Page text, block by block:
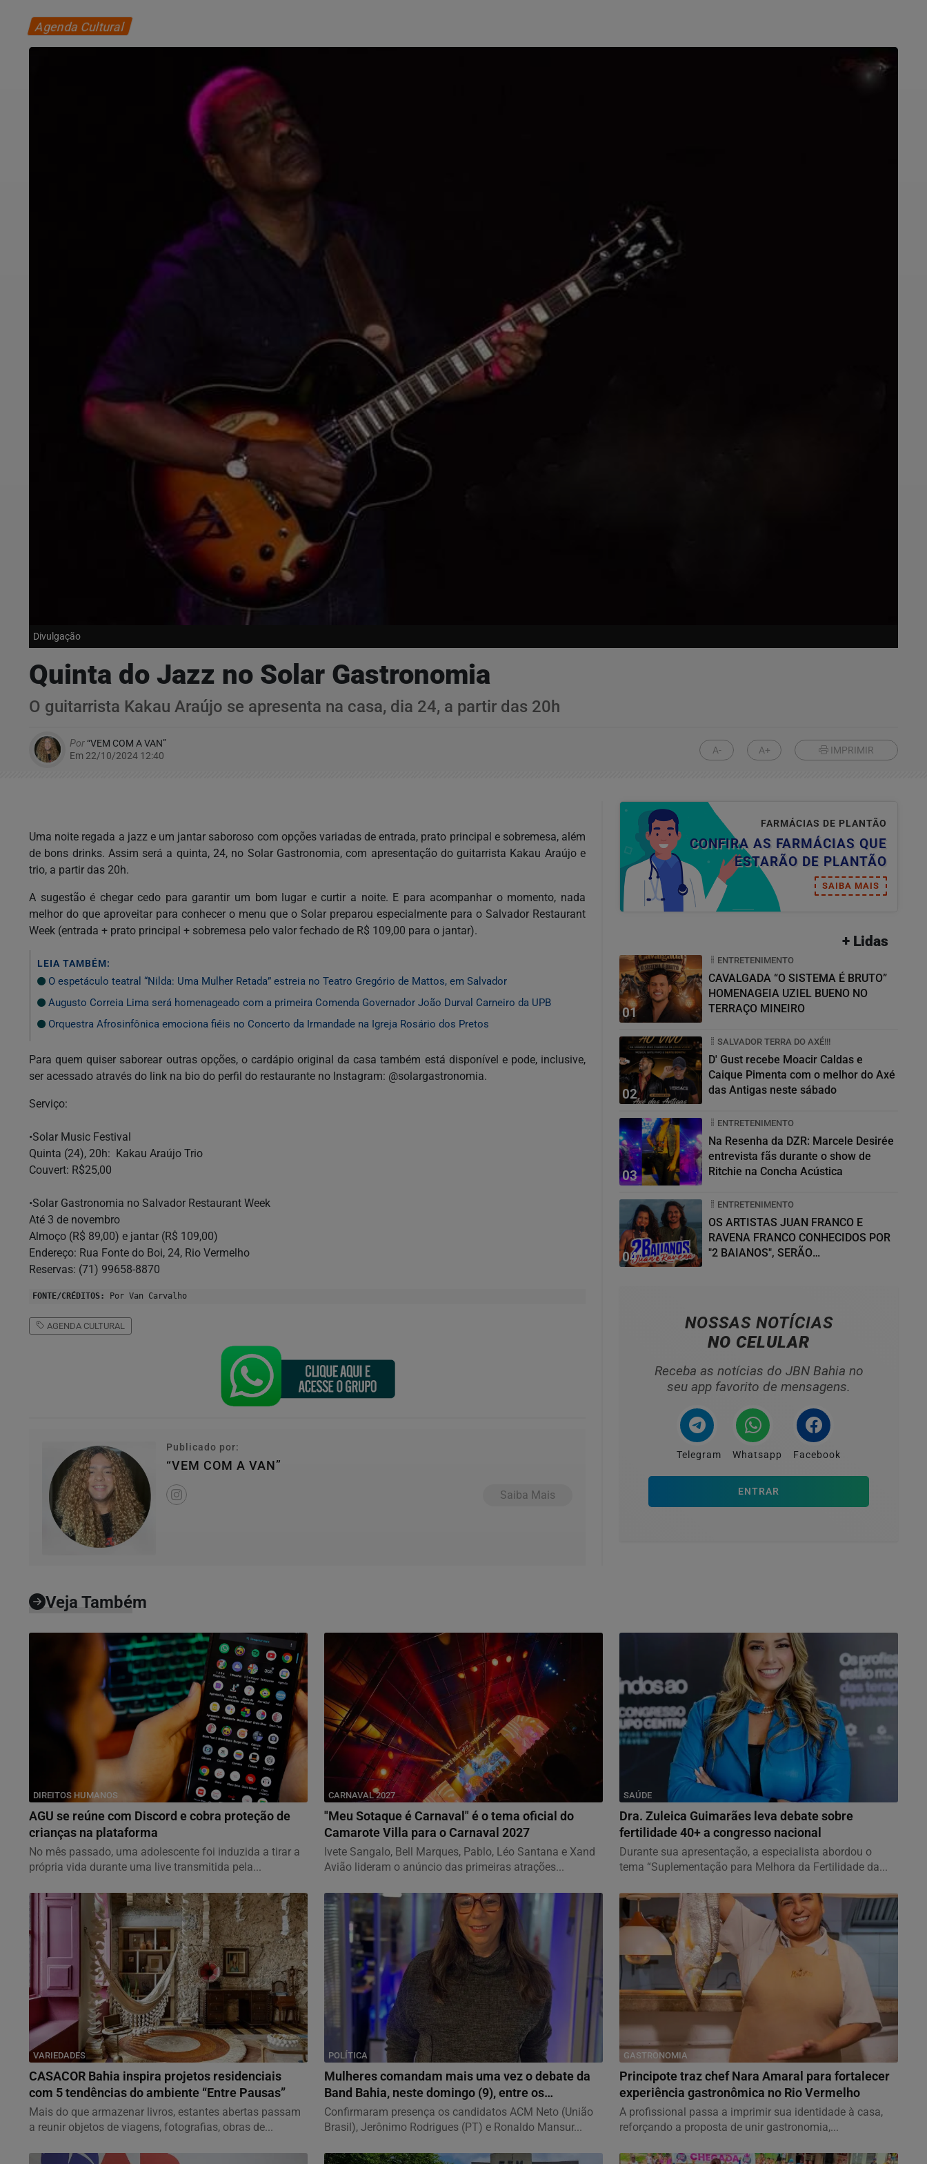
Agenda Cultural
Divulgação
Quinta do Jazz no Solar Gastronomia
O guitarrista Kakau Araújo se apresenta na casa, dia 24, a partir das 20h
Por“VEM COM A VAN”
Em 22/10/2024 12:40
A- A+ IMPRIMIR
Uma noite regada a jazz e um jantar saboroso com opções variadas de entrada, prato principal e sobremesa, além
de bons drinks. Assim será a quinta, 24, no Solar Gastronomia, com apresentação do guitarrista Kakau Araújo e
trio, a partir das 20h.
A sugestão é chegar cedo para garantir um bom lugar e curtir a noite. E para acompanhar o momento, nada
melhor do que aproveitar para conhecer o menu que o Solar preparou especialmente para o Salvador Restaurant
Week (entrada + prato principal + sobremesa pelo valor fechado de R$ 109,00 para o jantar).
LEIA TAMBÉM:
O espetáculo teatral “Nilda: Uma Mulher Retada” estreia no Teatro Gregório de Mattos, em Salvador
Augusto Correia Lima será homenageado com a primeira Comenda Governador João Durval Carneiro da UPB
Orquestra Afrosinfônica emociona fiéis no Concerto da Irmandade na Igreja Rosário dos Pretos
Para quem quiser saborear outras opções, o cardápio original da casa também está disponível e pode, inclusive,
ser acessado através do link na bio do perfil do restaurante no Instagram: @solargastronomia.
Serviço:
•Solar Music Festival
Quinta (24), 20h: Kakau Araújo Trio
Couvert: R$25,00
•Solar Gastronomia no Salvador Restaurant Week
Até 3 de novembro
Almoço (R$ 89,00) e jantar (R$ 109,00)
Endereço: Rua Fonte do Boi, 24, Rio Vermelho
Reservas: (71) 99658-8870
FONTE/CRÉDITOS: Por Van Carvalho
AGENDA CULTURAL
Publicado por:
“VEM COM A VAN”
Saiba Mais
FARMÁCIAS DE PLANTÃO
CONFIRA AS FARMÁCIAS QUE
ESTARÃO DE PLANTÃO
SAIBA MAIS
+ Lidas
01
ENTRETENIMENTO
CAVALGADA “O SISTEMA É BRUTO”
HOMENAGEIA UZIEL BUENO NO
TERRAÇO MINEIRO
02
SALVADOR TERRA DO AXÉ!!!
D' Gust recebe Moacir Caldas e
Caique Pimenta com o melhor do Axé
das Antigas neste sábado
03
ENTRETENIMENTO
Na Resenha da DZR: Marcele Desirée
entrevista fãs durante o show de
Ritchie na Concha Acústica
04
ENTRETENIMENTO
OS ARTISTAS JUAN FRANCO E
RAVENA FRANCO CONHECIDOS POR
"2 BAIANOS", SERÃO
NOSSAS NOTÍCIAS
NO CELULAR
Receba as notícias do JBN Bahia no
seu app favorito de mensagens.
Telegram Whatsapp Facebook
ENTRAR
Veja Também
DIREITOS HUMANOS
AGU se reúne com Discord e cobra proteção de
crianças na plataforma
No mês passado, uma adolescente foi induzida a tirar a
própria vida durante uma live transmitida pela...
CARNAVAL 2027
"Meu Sotaque é Carnaval" é o tema oficial do
Camarote Villa para o Carnaval 2027
Ivete Sangalo, Bell Marques, Pablo, Léo Santana e Xand
Avião lideram o anúncio das primeiras atrações...
SAÚDE
Dra. Zuleica Guimarães leva debate sobre
fertilidade 40+ a congresso nacional
Durante sua apresentação, a especialista abordou o
tema “Suplementação para Melhora da Fertilidade da...
VARIEDADES
CASACOR Bahia inspira projetos residenciais
com 5 tendências do ambiente “Entre Pausas”
Mais do que armazenar livros, estantes abertas passam
a reunir objetos de viagens, fotografias, obras de...
POLÍTICA
Mulheres comandam mais uma vez o debate da
Band Bahia, neste domingo (9), entre os
candidatos...
Confirmaram presença os candidatos ACM Neto (União
Brasil), Jerônimo Rodrigues (PT) e Ronaldo Mansur...
GASTRONOMIA
Principote traz chef Nara Amaral para fortalecer
experiência gastronômica no Rio Vermelho
A profissional passa a imprimir sua identidade à casa,
reforçando a proposta de unir gastronomia,...